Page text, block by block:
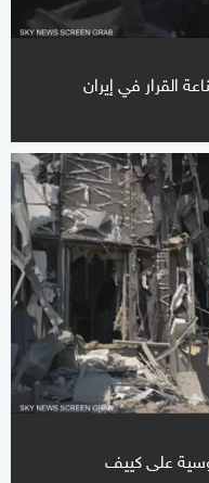
القرار في إيران
على كييف